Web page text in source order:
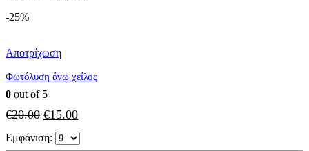
μπορούν
στη
του
προϊόντος
-25%
Αποτρίχωση
Φωτόλυση άνω χείλος
0 out of 5
€20.00 Original
price
was:
€15.00Η
τρέχουσα
τιμή
Εμφάνιση: